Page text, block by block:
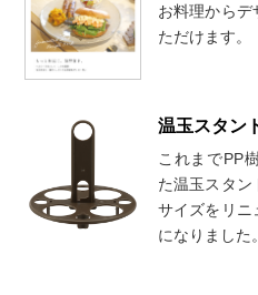
お料理から
ただけます。
温玉スタン
これまでPP
た温玉スタン
サイズをリニ
になりました。